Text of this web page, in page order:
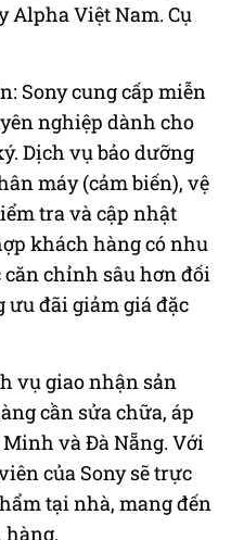
Alpha Việt Nam. Cụ
Sony cung cấp miễn
nghiệp dành cho
Dịch vụ bảo dưỡng
máy (cảm biến), vệ
tra và cập nhật
khách hàng có nhu
chỉnh sâu hơn đối
ưu đãi giảm giá đặc
vụ giao nhận sản
cần sửa chữa, áp
Minh và Đà Nẵng. Với
của Sony sẽ trực
tại nhà, mang đến
hàng.